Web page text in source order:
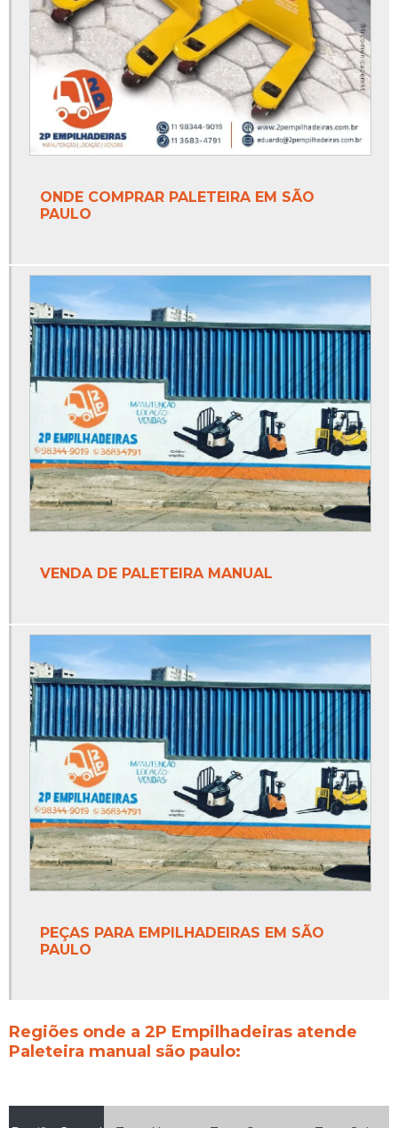
ONDE COMPRAR PALETEIRA EM SÃO
PAULO
VENDA DE PALETEIRA MANUAL
PEÇAS PARA EMPILHADEIRAS EM SÃO
PAULO
Regiões onde a 2P Empilhadeiras atende
Paleteira manual são paulo: